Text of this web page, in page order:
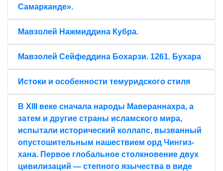
Самарканде».
Мавзолей Нажмиддина Кубра.
Мавзолей Сейфеддина Бохарзи. 1261. Бухара
Истоки и особенности темуридского стиля
В XIII веке сначала народы Мавераннахра, а
затем и другие страны исламского мира,
испытали исторический коллапс, вызванный
опустошительным нашествием орд Чингиз-
хана. Первое глобальное столкновение двух
цивилизаций — степного язычества в виде